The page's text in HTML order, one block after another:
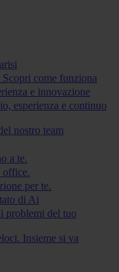
Scopri come funziona
e innovazione
esperienza e continuo
nostro team
a te.
office.
per te.
di Ai
problemi del tuo
Insieme si va